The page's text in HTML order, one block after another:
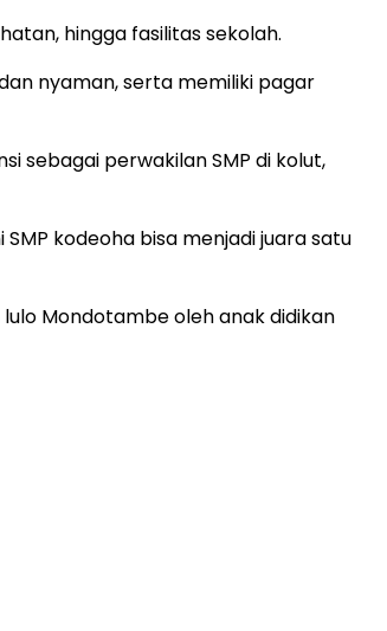
hingga fasilitas sekolah.
nyaman, serta memiliki pagar
sebagai perwakilan SMP di kolut,
kodeoha bisa menjadi juara satu
Mondotambe oleh anak didikan